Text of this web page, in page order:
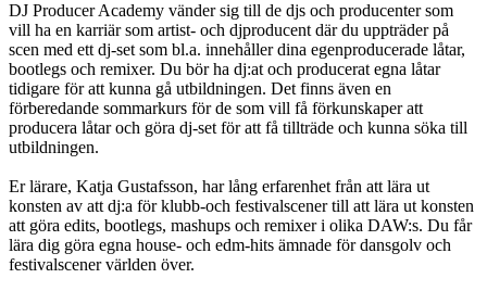
DJ Producer Academy vänder sig till de djs och producenter som
vill ha en karriär som artist- och djproducent där du uppträder på
scen med ett dj-set som bl.a. innehåller dina egenproducerade låtar,
bootlegs och remixer. Du bör ha dj:at och producerat egna låtar
tidigare för att kunna gå utbildningen. Det finns även en
förberedande sommarkurs för de som vill få förkunskaper att
producera låtar och göra dj-set för att få tillträde och kunna söka till
utbildningen.
Er lärare, Katja Gustafsson, har lång erfarenhet från att lära ut
konsten av att dj:a för klubb-och festivalscener till att lära ut konsten
att göra edits, bootlegs, mashups och remixer i olika DAW:s. Du får
lära dig göra egna house- och edm-hits ämnade för dansgolv och
festivalscener världen över.